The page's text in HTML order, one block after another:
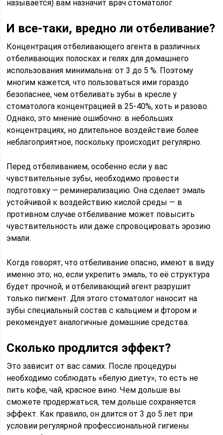
называется) вам назначит врач стоматолог.
И все-таки, вредно ли отбеливание?
Концентрация отбеливающего агента в различных
отбеливающих полосках и гелях для домашнего
использования минимальна: от 3 до 5 %. Поэтому
многим кажется, что пользоваться ими гораздо
безопаснее, чем отбеливать зубы в кресле у
стоматолога концентрацией в 25-40%, хоть и разово.
Однако, это мнение ошибочно: в небольших
концентрациях, но длительное воздействие более
неблагоприятное, поскольку происходит регулярно.
Перед отбеливанием, особенно если у вас
чувствительные зубы, необходимо провести
подготовку — реминерализацию. Она сделает эмаль
устойчивой к воздействию кислой среды — в
противном случае отбеливание может повысить
чувствительность или даже спровоцировать эрозию
эмали.
Когда говорят, что отбеливание опасно, имеют в виду
именно это; но, если укрепить эмаль, то её структура
будет прочной, и отбеливающий агент разрушит
только пигмент. Для этого стоматолог наносит на
зубы специальный состав с кальцием и фтором и
рекомендует аналогичные домашние средства.
Сколько продлится эффект?
Это зависит от вас самих. После процедуры
необходимо соблюдать «белую диету», то есть не
пить кофе, чай, красное вино. Чем дольше вы
сможете продержаться, тем дольше сохраняется
эффект. Как правило, он длится от 3 до 5 лет при
условии регулярной профессиональной гигиены